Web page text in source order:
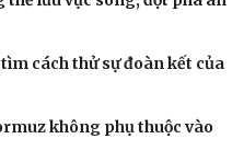
cách thử sự đoàn kết của
không phụ thuộc vào